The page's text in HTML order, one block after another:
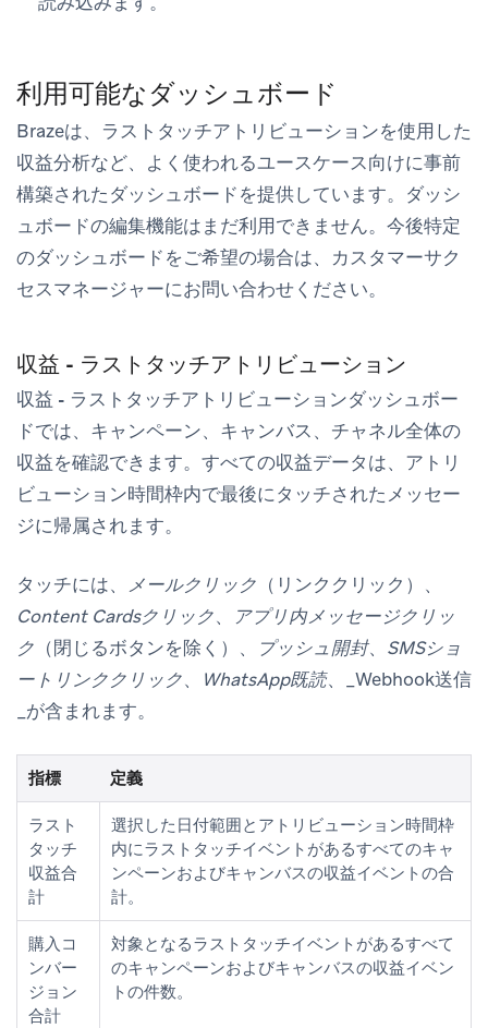
利用可能なダッシュボード
Brazeは、ラストタッチアトリビューションを使用した
収益分析など、よく使われるユースケース向けに事前
構築されたダッシュボードを提供しています。ダッシ
ュボードの編集機能はまだ利用できません。今後特定
のダッシュボードをご希望の場合は、カスタマーサク
セスマネージャーにお問い合わせください。
収益 - ラストタッチアトリビューション
収益 - ラストタッチアトリビューションダッシュボー
ドでは、キャンペーン、キャンバス、チャネル全体の
収益を確認できます。すべての収益データは、アトリ
ビューション時間枠内で最後にタッチされたメッセー
ジに帰属されます。
タッチには、 メールクリック （リンククリック）、
Content Cardsクリック、
アプリ内メッセージクリッ
ク （閉じるボタンを除く）、 プッシュ開封、 SMSショ
ートリンククリック、 WhatsApp既読、_Webhook送信
_が含まれます。
指標 定義
ラスト
タッチ
収益合
計
選択した日付範囲とアトリビューション時間枠
内にラストタッチイベントがあるすべてのキャ
ンペーンおよびキャンバスの収益イベントの合
計。
購入コ
ンバー
ジョン
合計
対象となるラストタッチイベントがあるすべて
のキャンペーンおよびキャンバスの収益イベン
トの件数。